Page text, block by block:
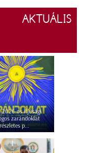
AKTUÁLIS
2026-os ifjúsági
zarándoklat
részletes p...